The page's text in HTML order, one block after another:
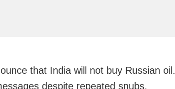
that India will not buy Russian oil.
despite repeated snubs.